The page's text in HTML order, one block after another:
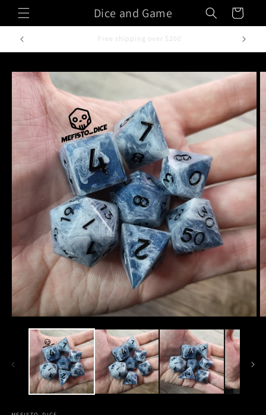
direttamente
ai contenuti
Dice and Game Carrello
Fatto a mano in Italia
Passa alle
informazioni
sul prodotto